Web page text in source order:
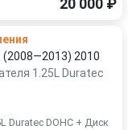
20 000 ₽
(2008—2013) 2010
1.25L Duratec
Duratec DOHC + Диск